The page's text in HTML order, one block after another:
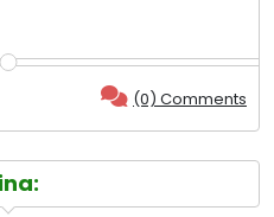
(0) Comments